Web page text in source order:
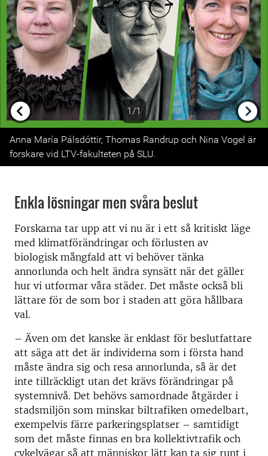
1/1
Previous
Next
Anna María Pálsdóttir, Thomas Randrup och Nina Vogel är
forskare vid LTV-fakulteten på SLU.
Enkla lösningar men svåra beslut
Forskarna tar upp att vi nu är i ett så kritiskt läge
med klimatförändringar och förlusten av
biologisk mångfald att vi behöver tänka
annorlunda och helt ändra synsätt när det gäller
hur vi utformar våra städer. Det måste också bli
lättare för de som bor i staden att göra hållbara
val.
– Även om det kanske är enklast för beslutfattare
att säga att det är individerna som i första hand
måste ändra sig och resa annorlunda, så är det
inte tillräckligt utan det krävs förändringar på
systemnivå. Det behövs samordnade åtgärder i
stadsmiljön som minskar biltrafiken omedelbart,
exempelvis färre parkeringsplatser – samtidigt
som det måste finnas en bra kollektivtrafik och
cykelvägar så att människor lätt kan ta sig runt i